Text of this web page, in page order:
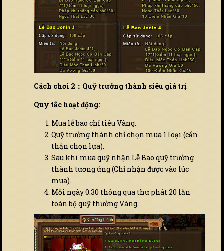
Cách chơi 2：Quỹ trưởng thành siêu giá trị
Quy tắc hoạt động:
Mua lễ bao chỉ tiêu Vàng.
Quỹ trưởng thành chỉ chọn mua 1 loại (cẩn
thận chọn lựa).
Sau khi mua quỹ nhận Lễ Bao quỹ trưởng
thành tương ứng (Chỉ nhận được vào lúc
mua).
Mỗi ngày 0:30 thông qua thư phát 20 lần
toàn bộ quỹ thưởng Vàng.